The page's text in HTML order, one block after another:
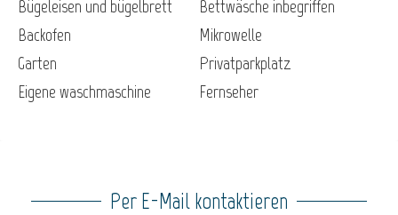
Bügeleisen und bügelbrett
Backofen
Garten
Eigene waschmaschine
Bettwäsche inbegriffen
Mikrowelle
Privatparkplatz
Fernseher
Per E-Mail kontaktieren